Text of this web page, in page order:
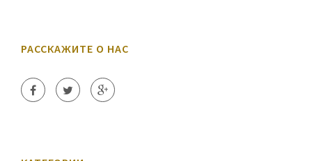
РАССКАЖИТЕ О НАС